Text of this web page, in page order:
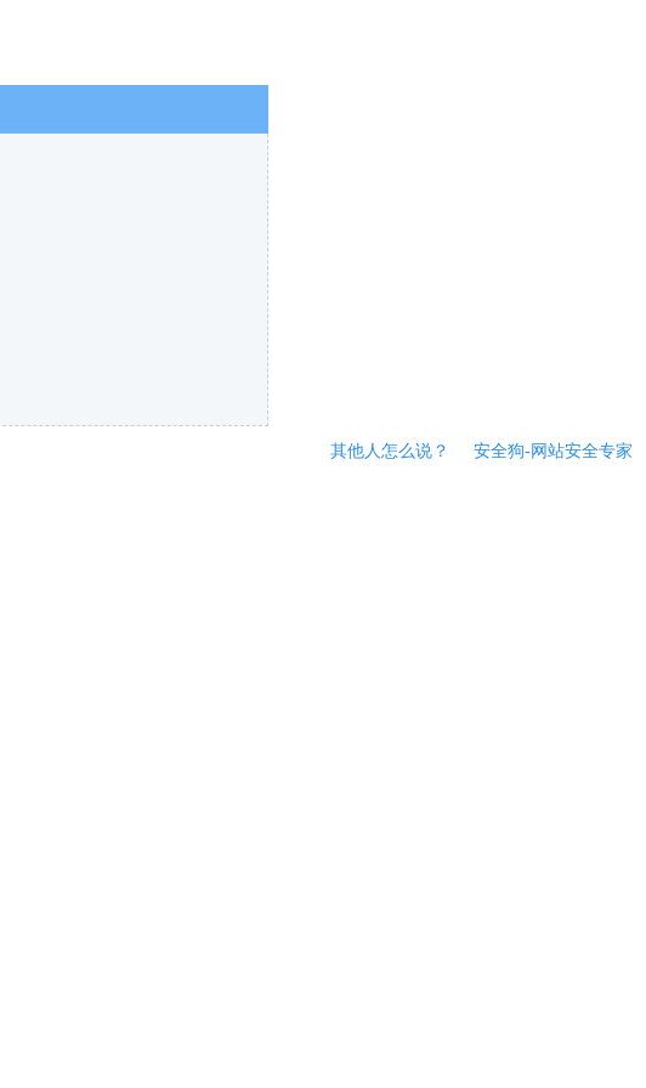
其他人怎么说？ 安全狗-网站安全专家